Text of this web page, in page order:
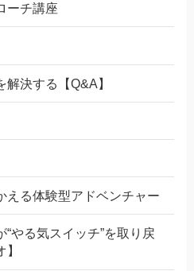
ーチ講座
決する【Q&A】
える体験型アドベンチャー
“やる気スイッチ”を取り戻